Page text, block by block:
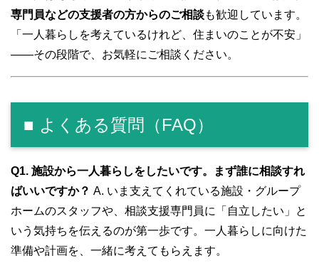
専門員などの支援者の方からのご相談も歓迎しています。
「一人暮らしを考えているけれど、住まいのことが不安」
――その段階で、お気軽にご相談ください。
■ よくある質問（FAQ）
Q1. 施設から一人暮らしをしたいです。まず誰に相談すれ
ばいいですか？ A. いま支えてくれている施設・グループ
ホームのスタッフや、相談支援専門員に「自立したい」と
いう気持ちを伝えるのが第一歩です。一人暮らしに向けた
準備や計画を、一緒に考えてもらえます。